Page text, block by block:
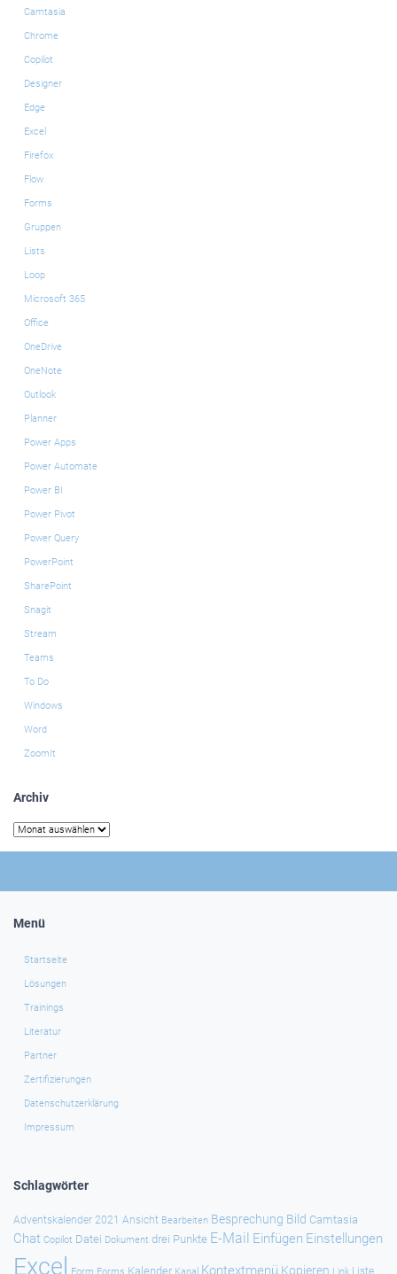
Camtasia
Chrome
Copilot
Designer
Edge
Excel
Firefox
Flow
Forms
Gruppen
Lists
Loop
Microsoft 365
Office
OneDrive
OneNote
Outlook
Planner
Power Apps
Power Automate
Power BI
Power Pivot
Power Query
PowerPoint
SharePoint
Snagit
Stream
Teams
To Do
Windows
Word
ZoomIt
Archiv
Archiv
Menü
Startseite
Lösungen
Trainings
Literatur
Partner
Zertifizierungen
Datenschutzerklärung
Impressum
Schlagwörter
Adventskalender 2021 Ansicht Bearbeiten Besprechung Bild Camtasia
Chat Copilot Datei Dokument drei Punkte E-Mail Einfügen Einstellungen
Excel Form Forms Kalender Kanal Kontextmenü Kopieren Link Liste